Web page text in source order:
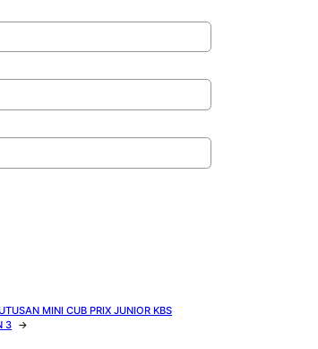
MINI CUB PRIX JUNIOR KBS
3 →